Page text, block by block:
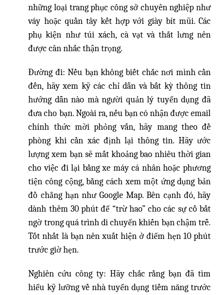
những loại trang phục công sở chuyên nghiệp như
váy hoặc quần tây kết hợp với giày bít mũi. Các
phụ kiện như túi xách, cà vạt và thắt lưng nên
được cân nhắc thận trọng.
Đường đi: Nếu bạn không biết chắc nơi mình cần
đến, hãy xem kỹ các chỉ dẫn và bất kỳ thông tin
hướng dẫn nào mà người quản lý tuyển dụng đã
đưa cho bạn. Ngoài ra, nếu bạn có nhận được email
chính thức mời phỏng vấn, hãy mang theo đề
phòng khi cần xác định lại thông tin. Hãy ước
lượng xem bạn sẽ mất khoảng bao nhiêu thời gian
cho việc đi lại bằng xe máy cá nhân hoặc phương
tiện công cộng, bằng cách xem một ứng dụng bản
đồ chẳng hạn như Google Map. Bên cạnh đó, hãy
dành thêm 30 phút để “trừ hao” cho các sự cố bất
ngờ trong quá trình di chuyển khiến bạn chậm trễ.
Tốt nhất là bạn nên xuất hiện ở điểm hẹn 10 phút
trước giờ hẹn.
Nghiên cứu công ty: Hãy chắc rằng bạn đã tìm
hiểu kỹ lưỡng về nhà tuyển dụng tiềm năng trước